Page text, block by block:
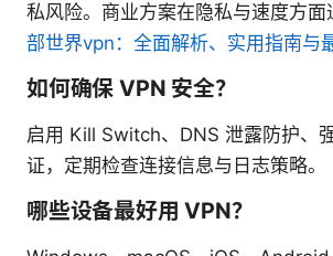
私风险。商业方案在隐私与速度方面
部世界vpn：全面解析、实用指南与
如何确保 VPN 安全？
启用 Kill Switch、DNS 泄露防护、
证，定期检查连接信息与日志策略。
哪些设备最好用 VPN？